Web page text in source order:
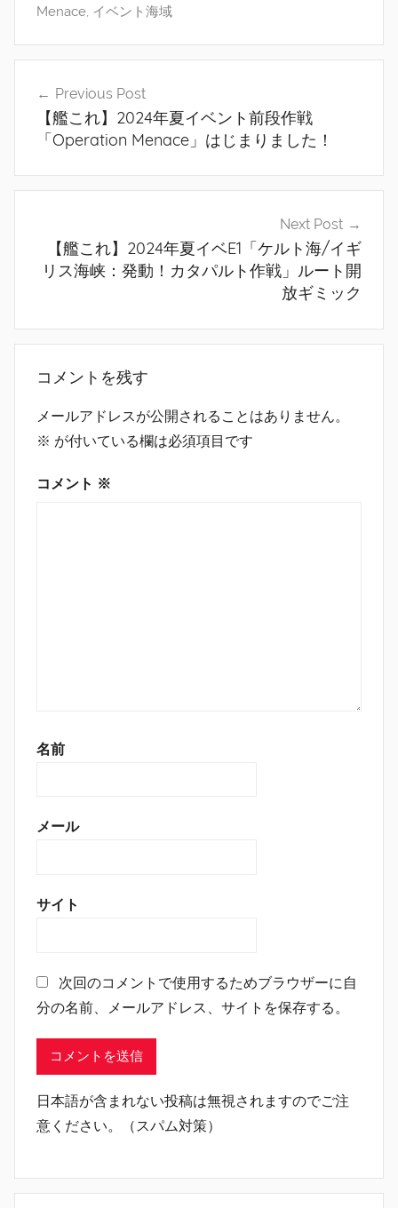
Menace, イベント海域
ビ
ン
Previous Post
【艦これ】2024年夏イベント前段作戦
「Operation Menace」はじまりました！
Next Post
【艦これ】2024年夏イベE1「ケルト海/イギ
リス海峡：発動！カタパルト作戦」ルート開
放ギミック
コメントを残す
メールアドレスが公開されることはありません。
※ が付いている欄は必須項目です
コメント ※
名前
メール
サイト
次回のコメントで使用するためブラウザーに自
分の名前、メールアドレス、サイトを保存する。
日本語が含まれない投稿は無視されますのでご注
意ください。（スパム対策）